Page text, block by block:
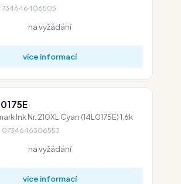
734646406505
na vyžádání
více informací
Ink Nr. 210XL Cyan (14L0175E) 1,6k
0734646306553
na vyžádání
více informací